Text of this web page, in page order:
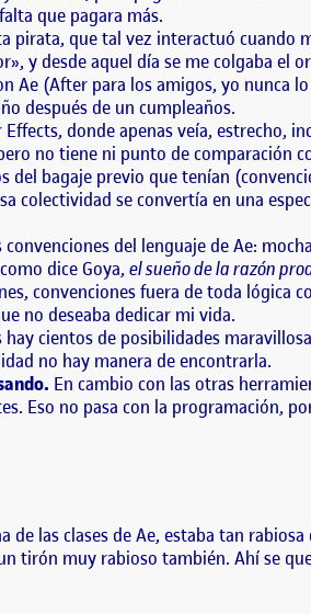
que pagara más.
que tal vez interactuó cuando
y desde aquel día se me colgaba el
Ae (After para los amigos, yo nunca
después de un cumpleaños.
donde apenas veía, estrecho,
no tiene ni punto de comparación
bagaje previo que tenían
colectividad se convertía en una
del lenguaje de Ae:
dice Goya, el sueño de la razón
convenciones fuera de toda lógica
no deseaba dedicar mi vida.
cientos de posibilidades
no hay manera de encontrarla.
En cambio con las otras
Eso no pasa con la programación,
las clases de Ae, estaba tan
tirón muy rabioso también. Ahí se